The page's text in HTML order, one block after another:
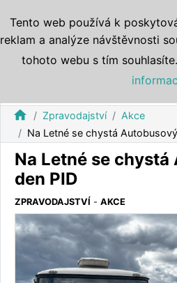
home Zpravodajství
Akce
Na Letné se chystá
Na Letné se
den PID
ZPRAVODAJSTVÍ - AKCE
Tento web používá k
reklam a analýze návštěvnosti
tohoto webu s tím souhlasíte.